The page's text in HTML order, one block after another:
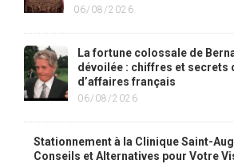
06/08/2026
La fortune colossale de
dévoilée : chiffres et secrets
d’affaires français
06/08/2026
Stationnement à la Clinique Saint-
Conseils et Alternatives pour Votre